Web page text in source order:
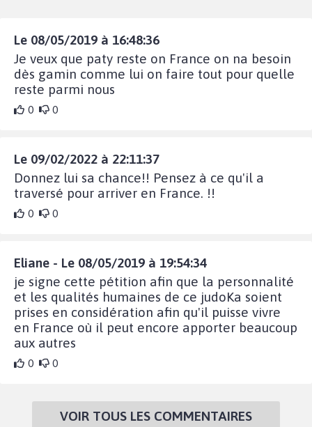
Le 08/05/2019 à 16:48:36
Je veux que paty reste on France on na besoin
dès gamin comme lui on faire tout pour quelle
reste parmi nous
0 0
Le 09/02/2022 à 22:11:37
Donnez lui sa chance!! Pensez à ce qu'il a
traversé pour arriver en France. !!
0 0
Eliane - Le 08/05/2019 à 19:54:34
je signe cette pétition afin que la personnalité
et les qualités humaines de ce judoKa soient
prises en considération afin qu'il puisse vivre
en France où il peut encore apporter beaucoup
aux autres
0 0
VOIR TOUS LES COMMENTAIRES